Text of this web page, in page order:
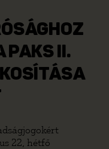
PAKS II.
22, hétfő